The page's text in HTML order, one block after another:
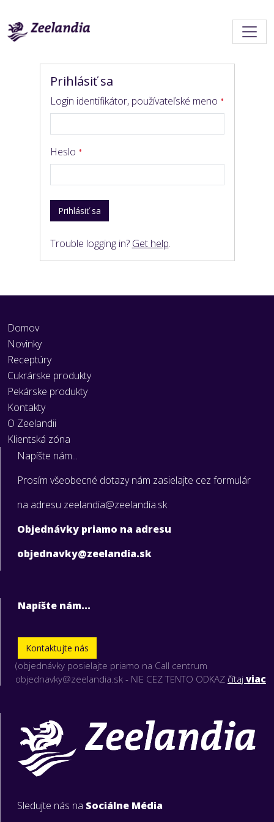
Prihlásiť sa
Login identifikátor, používateľské meno
Heslo
Prihlásiť sa
Trouble logging in? Get help.
Domov
Novinky
Receptúry
Cukrárske produkty
Pekárske produkty
Kontakty
O Zeelandii
Klientská zóna
Napíšte nám...
Prosím všeobecné dotazy nám zasielajte cez formulár
na adresu zeelandia@zeelandia.sk
Objednávky priamo na adresu
objednavky@zeelandia.sk
Napíšte nám...
Kontaktujte nás
(objednávky posielajte priamo na Call centrum
objednavky@zeelandia.sk - NIE CEZ TENTO ODKAZ čítaj viac
Sledujte nás na Sociálne Média